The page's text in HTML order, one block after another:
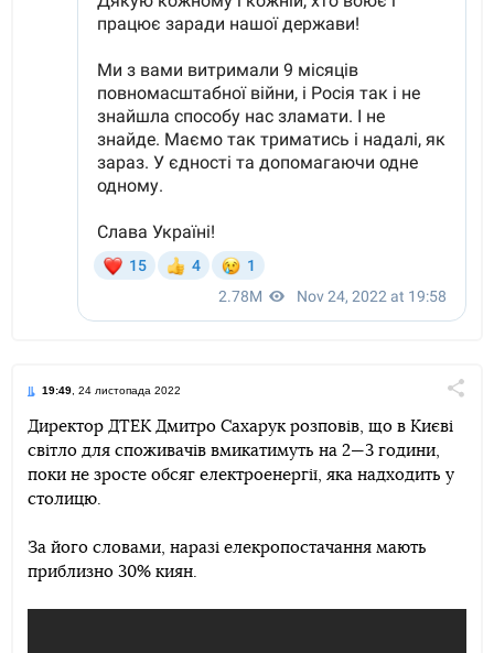
19:49 , 24 листопада 2022
TelegramFacebookTwitter
Директор ДТЕК Дмитро Сахарук розповів, що в Києві
світло для споживачів вмикатимуть на 2—3 години,
поки не зросте обсяг електроенергії, яка надходить у
столицю.
За його словами, наразі елекропостачання мають
приблизно 30% киян.